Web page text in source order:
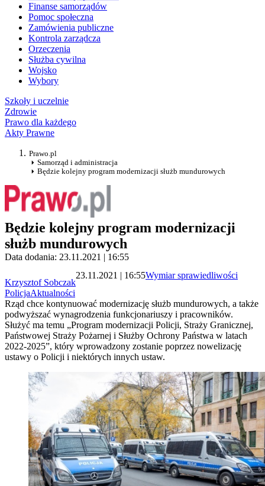
Finanse samorządów
Pomoc społeczna
Zamówienia publiczne
Kontrola zarządcza
Orzeczenia
Służba cywilna
Wojsko
Wybory
Szkoły i uczelnie
Zdrowie
Prawo dla każdego
Akty Prawne
Prawo.pl
Samorząd i administracja
Będzie kolejny program modernizacji służb mundurowych
Będzie kolejny program modernizacji
służb mundurowych
Data dodania: 23.11.2021 | 16:55
Krzysztof Sobczak
23.11.2021 | 16:55Wymiar sprawiedliwości
PolicjaAktualności
Rząd chce kontynuować modernizację służb mundurowych, a także
podwyższać wynagrodzenia funkcjonariuszy i pracowników.
Służyć ma temu „Program modernizacji Policji, Straży Granicznej,
Państwowej Straży Pożarnej i Służby Ochrony Państwa w latach
2022-2025”, który wprowadzony zostanie poprzez nowelizację
ustawy o Policji i niektórych innych ustaw.